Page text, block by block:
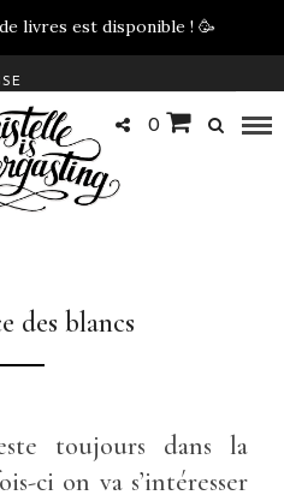
livres est disponible ! 🥳
0
des blancs
toujours dans la
ci on va s’intéresser